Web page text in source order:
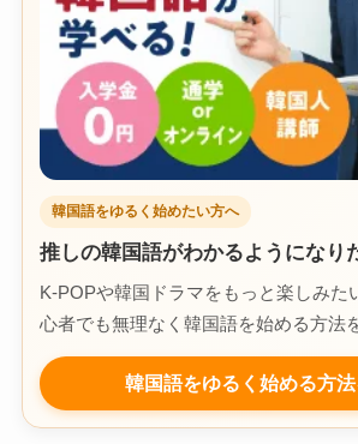
韓国語をゆるく始めたい方へ
推しの韓国語がわかるようになり
K-POPや韓国ドラマをもっと楽しみた
心者でも無理なく韓国語を始める方法
韓国語をゆるく始める方